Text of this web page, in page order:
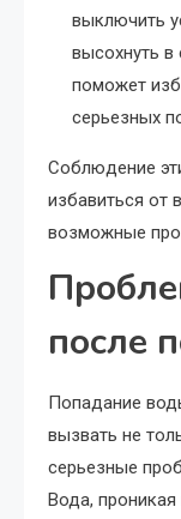
выключить
высохнуть в
поможет
серьезных
Соблюдение
избавиться от
возможные
после
Попадание
вызвать не
серьезные
Вода,